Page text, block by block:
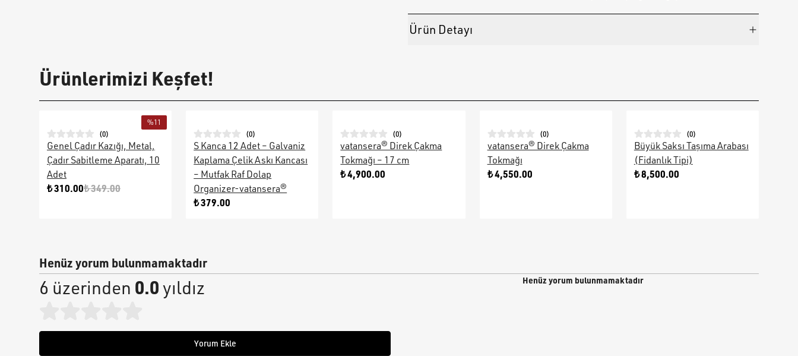
Ürün Detayı
Ürünlerimizi Keşfet!
%11
(0)
Genel Çadır Kazığı, Metal,
Çadır Sabitleme Aparatı, 10
Adet
₺ 310.00₺ 349.00
(0)
S Kanca 12 Adet – Galvaniz
Kaplama Çelik Askı Kancası
– Mutfak Raf Dolap
Organizer-vatansera®
₺ 379.00
(0)
vatansera® Direk Çakma
Tokmağı – 17 cm
₺ 4,900.00
(0)
vatansera® Direk Çakma
Tokmağı
₺ 4,550.00
(0)
Büyük Saksı Taşıma Arabası
(Fidanlık Tipi)
₺ 8,500.00
Henüz yorum bulunmamaktadır
6 üzerinden 0.0yıldız
Yorum Ekle
Henüz yorum bulunmamaktadır